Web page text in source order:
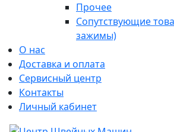
Прочее
Сопутствующие
зажимы)
О нас
Доставка и оплата
Сервисный центр
Контакты
Личный кабинет